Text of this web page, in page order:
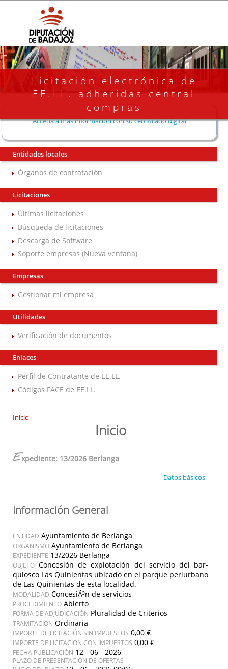
Licitación electrónica de
EE.LL. adheridas central
compras
Acceda a más información con su certificado digital
Entidades locales
Órganos de contratación
Licitaciones
Últimas licitaciones
Búsqueda de licitaciones
Descarga de Software
Soporte empresas (Nueva ventana)
Empresas
Gestionar mi empresa
Utilidades
Verificación de documentos
Enlaces
Perfil de Contratante de EE.LL.
Códigos FACE de EE.LL.
Inicio
Inicio
Expediente: 13/2026 Berlanga
Datos básicos
Información General
ENTIDAD Ayuntamiento de Berlanga
ORGANISMO Ayuntamiento de Berlanga
EXPEDIENTE 13/2026 Berlanga
OBJETO Concesión de explotación del servicio del bar-
quiosco Las Quinientas ubicado en el parque periurbano
de Las Quinientas de esta localidad.
MODALIDAD ConcesiÃ³n de servicios
PROCEDIMIENTO Abierto
FORMA DE ADJUDICACIÓN Pluralidad de Criterios
TRAMITACIÓN Ordinaria
IMPORTE DE LICITACIÓN SIN IMPUESTOS 0,00 €
IMPORTE DE LICITACIÓN CON IMPUESTOS 0,00 €
FECHA PUBLICACIÓN 12 - 06 - 2026
PLAZO DE PRESENTACIÓN DE OFERTAS